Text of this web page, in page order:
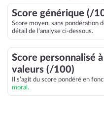
Score générique (/
Score moyen, sans pondération
détail de l’analyse ci-dessous.
Score personnalisé
valeurs (/100)
Il s’agit du score pondéré en
moral.